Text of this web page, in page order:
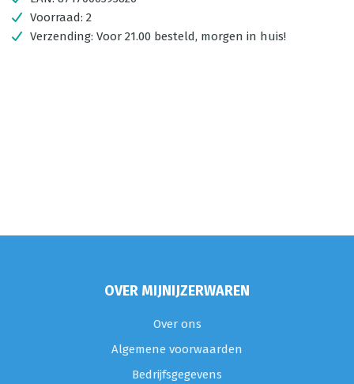
Voorraad: 2
Verzending: Voor 21.00 besteld, morgen in huis!
OVER MIJNIJZERWAREN
Over ons
Algemene voorwaarden
Bedrijfsgegevens